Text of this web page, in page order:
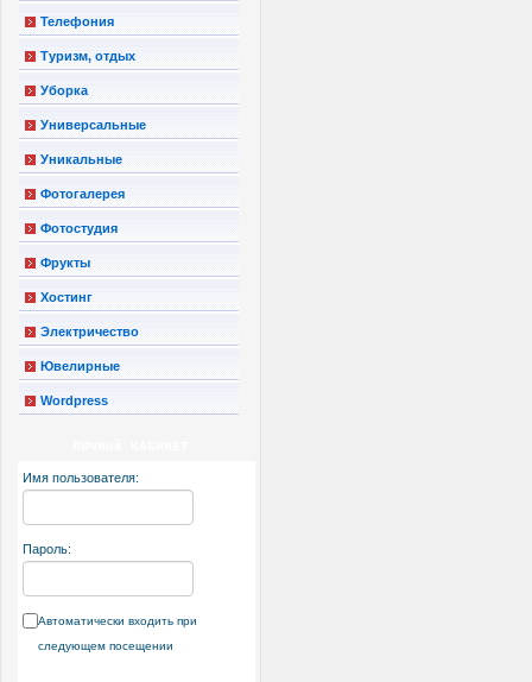
Телефония
Туризм, отдых
Уборка
Универсальные
Уникальные
Фотогалерея
Фотостудия
Фрукты
Хостинг
Электричество
Ювелирные
Wordpress
Имя пользователя:
Пароль:
Автоматически входить при
следующем посещении